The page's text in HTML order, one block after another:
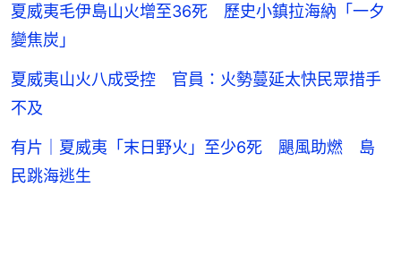
夏威夷毛伊島山火增至36死 歷史小鎮拉海納「一夕
變焦炭」
夏威夷山火八成受控 官員：火勢蔓延太快民眾措手
不及
有片｜夏威夷「末日野火」至少6死 颶風助燃 島
民跳海逃生